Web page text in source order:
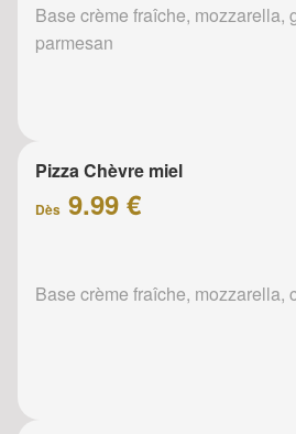
Base crème fraîche, mozzarella,
parmesan
Pizza Chèvre miel
Dès 9.99 €
Base crème fraîche, mozzarella,